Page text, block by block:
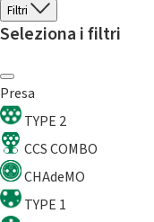
Filtri
Seleziona i filtri
Presa
TYPE 2
CCS COMBO
CHAdeMO
TYPE 1